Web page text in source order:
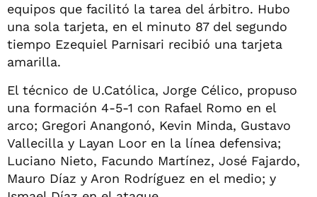
equipos que facilitó la tarea del árbitro. Hubo
una sola tarjeta, en el minuto 87 del segundo
tiempo Ezequiel Parnisari recibió una tarjeta
amarilla.
El técnico de U.Católica, Jorge Célico, propuso
una formación 4-5-1 con Rafael Romo en el
arco; Gregori Anangonó, Kevin Minda, Gustavo
Vallecilla y Layan Loor en la línea defensiva;
Luciano Nieto, Facundo Martínez, José Fajardo,
Mauro Díaz y Aron Rodríguez en el medio; y